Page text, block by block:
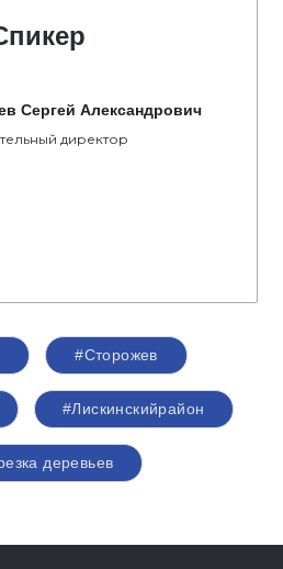
Сергей Александрович
директор
#Сторожев
#Лискинскийрайон
деревьев